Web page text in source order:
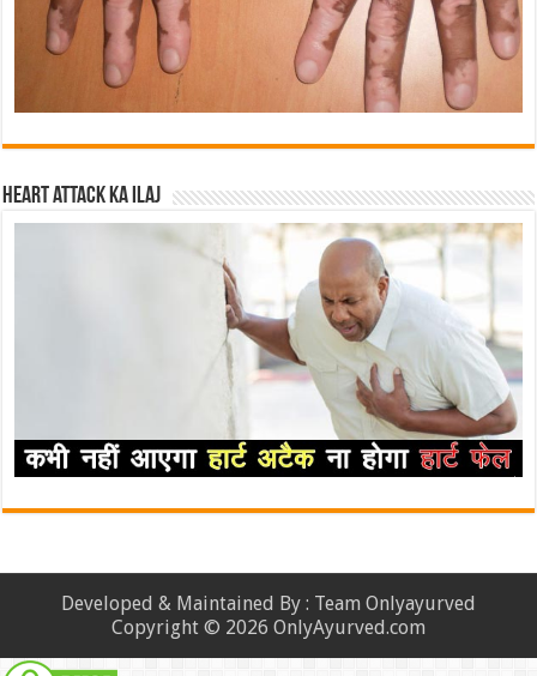
Heart attack ka ilaj
Developed & Maintained By : Team Onlyayurved
Copyright © 2026 OnlyAyurved.com